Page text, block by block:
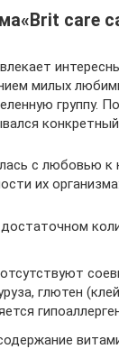
care
милых
группу.
с любовью к
их организма:
глютен